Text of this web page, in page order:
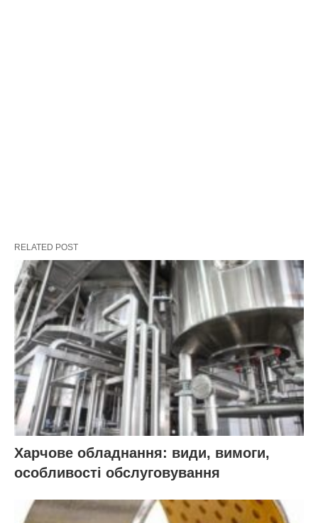
RELATED POST
Харчове обладнання: види, вимоги,
особливості обслуговування